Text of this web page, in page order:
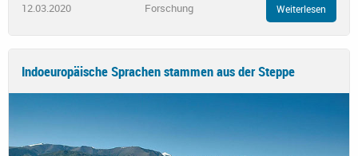
12.03.2020 Forschung Weiterlesen
Indoeuropäische Sprachen stammen aus der Steppe